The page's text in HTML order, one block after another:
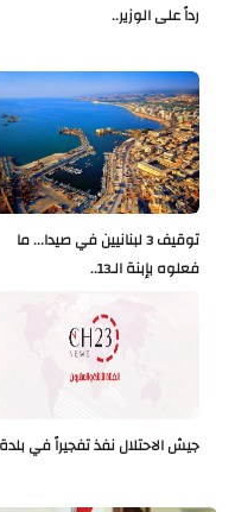
رداً على الوزير..
توقيف 3 لبنانيين في صيدا... ما
فعلوه بإبنة الـ13..
جيش الاحتلال نفذ تفجيراً في